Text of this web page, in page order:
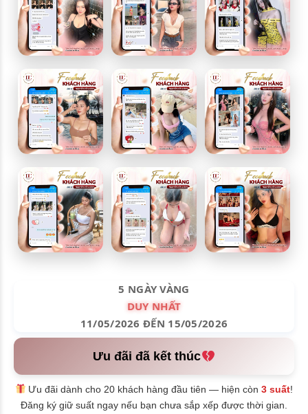
5 NGÀY VÀNG
DUY NHẤT
11/05/2026 ĐẾN 15/05/2026
Ưu đãi đã kết thúc
Ưu đãi dành cho 20 khách hàng đầu tiên — hiện còn3 suất!
Đăng ký giữ suất ngay nếu bạn chưa sắp xếp được thời gian.